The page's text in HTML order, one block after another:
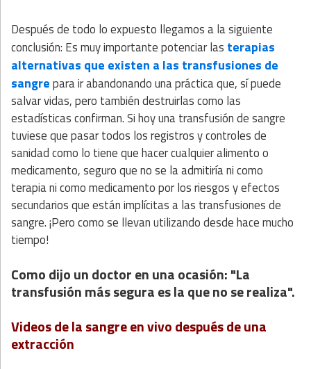
Después de todo lo expuesto llegamos a la siguiente
conclusión: Es muy importante potenciar las terapias
alternativas que existen a las transfusiones de
sangrepara ir abandonando una práctica que, sí puede
salvar vidas, pero también destruirlas como las
estadísticas confirman. Si hoy una transfusión de sangre
tuviese que pasar todos los registros y controles de
sanidad como lo tiene que hacer cualquier alimento o
medicamento, seguro que no se la admitiría ni como
terapia ni como medicamento por los riesgos y efectos
secundarios que están implícitas a las transfusiones de
sangre. ¡Pero como se llevan utilizando desde hace mucho
tiempo!
Como dijo un doctor en una ocasión: "La
transfusión más segura es la que no se realiza".
Videos de la sangre en vivo después de una
extracción